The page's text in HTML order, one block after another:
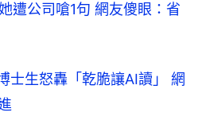
遭公司嗆1句 網友傻眼：省
士生怒轟「乾脆讓AI讀」 網